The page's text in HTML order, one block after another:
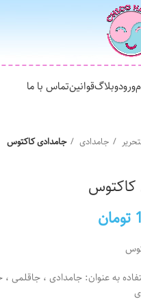
ورودوبلاگقوانینتماس با ما
جامدادی جامدادی کاکتوس
کاکتوس
تومان
به عنوان: جامدادی ، جاقلمی